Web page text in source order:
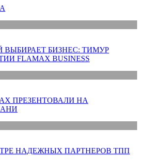
БИЗНЕС: ТИМУР
FLAMAX BUSINESS
ПРЕЗЕНТОВАЛИ НА
НАДЕЖНЫХ ПАРТНЕРОВ ТПП